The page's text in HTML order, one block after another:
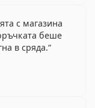
с магазина
беше
в сряда.